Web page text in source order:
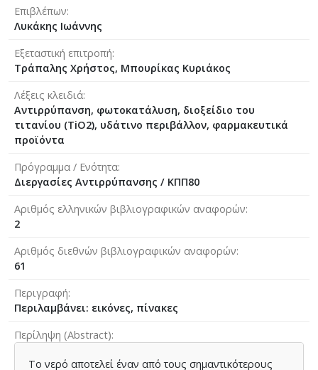
Επιβλέπων
Λυκάκης Ιωάννης
Εξεταστική επιτροπή
Τράπαλης Χρήστος, Μπουρίκας Κυριάκος
Λέξεις κλειδιά
Αντιρρύπανση, φωτοκατάλυση, διοξείδιο του
τιτανίου (TiO2), υδάτινο περιβάλλον, φαρμακευτικά
προϊόντα
Πρόγραμμα / Ενότητα
Διεργασίες Αντιρρύπανσης / ΚΠΠ80
Αριθμός ελληνικών βιβλιογραφικών αναφορών
2
Αριθμός διεθνών βιβλιογραφικών αναφορών
61
Περιγραφή
Περιλαμβάνει: εικόνες, πίνακες
Περίληψη (Abstract)
Το νερό αποτελεί έναν από τους σημαντικότερους